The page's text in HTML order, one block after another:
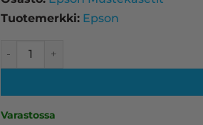
Tuotemerkki: Epson
Varastossa